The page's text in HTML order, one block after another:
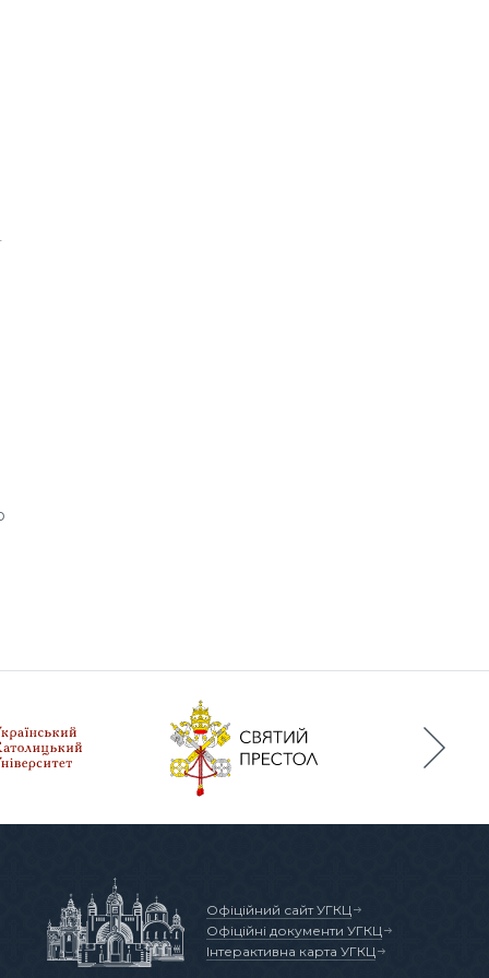
Офіційний сайт УГКЦ
Офіційні документи УГКЦ
Інтерактивна карта УГКЦ